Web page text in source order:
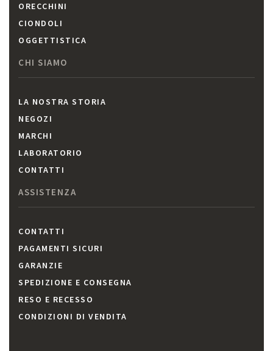
ORECCHINI
CIONDOLI
OGGETTISTICA
CHI SIAMO
LA NOSTRA STORIA
NEGOZI
MARCHI
LABORATORIO
CONTATTI
ASSISTENZA
CONTATTI
PAGAMENTI SICURI
GARANZIE
SPEDIZIONE E CONSEGNA
RESO E RECESSO
CONDIZIONI DI VENDITA